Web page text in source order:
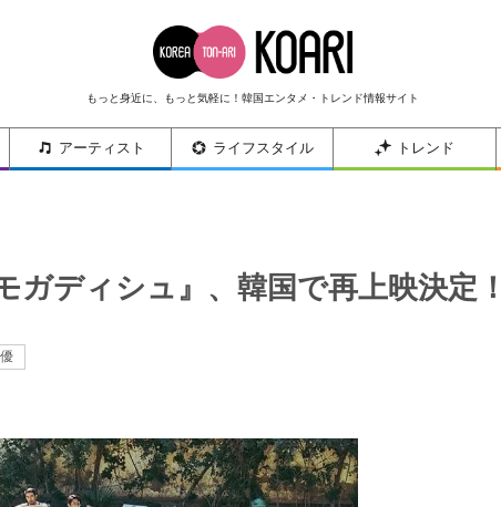
もっと身近に、もっと気軽に！韓国エンタメ・トレンド情報サイト
アーティスト ライフスタイル トレンド
ガディシュ』、韓国で再上映決定